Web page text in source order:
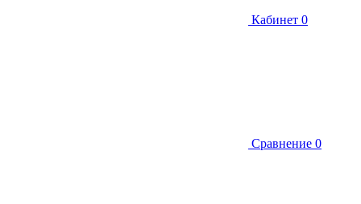
Кабинет 0
Сравнение 0